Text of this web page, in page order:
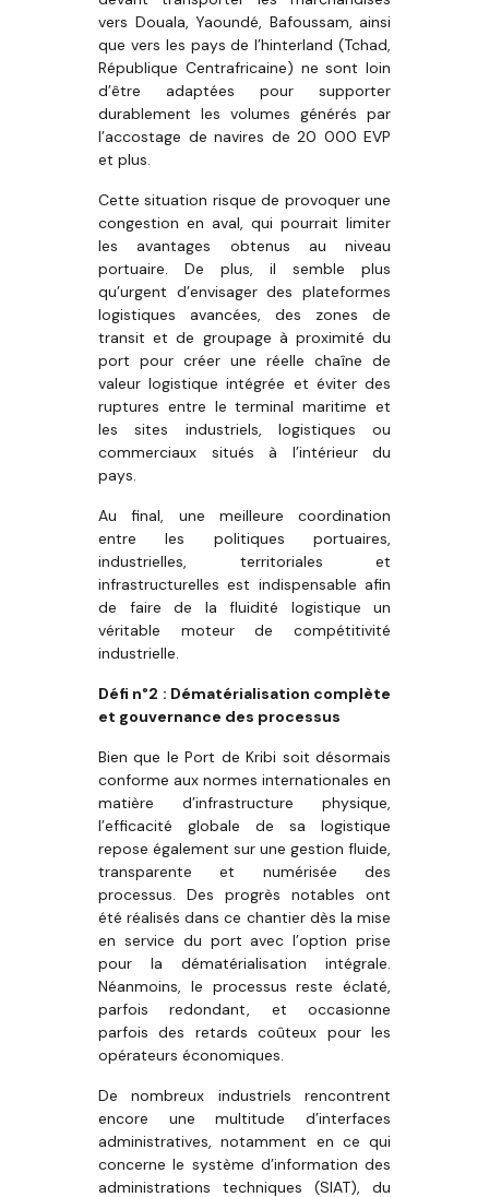
vers Douala, Yaoundé, Bafoussam, ainsi
que vers les pays de l’hinterland (Tchad,
République Centrafricaine) ne sont loin
d’être adaptées pour supporter
durablement les volumes générés par
l’accostage de navires de 20 000 EVP
et plus.
Cette situation risque de provoquer une
congestion en aval, qui pourrait limiter
les avantages obtenus au niveau
portuaire. De plus, il semble plus
qu’urgent d’envisager des plateformes
logistiques avancées, des zones de
transit et de groupage à proximité du
port pour créer une réelle chaîne de
valeur logistique intégrée et éviter des
ruptures entre le terminal maritime et
les sites industriels, logistiques ou
commerciaux situés à l’intérieur du
pays.
Au final, une meilleure coordination
entre les politiques portuaires,
industrielles, territoriales et
infrastructurelles est indispensable afin
de faire de la fluidité logistique un
véritable moteur de compétitivité
industrielle.
Défi n°2 : Dématérialisation complète
et gouvernance des processus
Bien que le Port de Kribi soit désormais
conforme aux normes internationales en
matière d’infrastructure physique,
l’efficacité globale de sa logistique
repose également sur une gestion fluide,
transparente et numérisée des
processus. Des progrès notables ont
été réalisés dans ce chantier dès la mise
en service du port avec l’option prise
pour la dématérialisation intégrale.
Néanmoins, le processus reste éclaté,
parfois redondant, et occasionne
parfois des retards coûteux pour les
opérateurs économiques.
De nombreux industriels rencontrent
encore une multitude d’interfaces
administratives, notamment en ce qui
concerne le système d’information des
administrations techniques (SIAT), du